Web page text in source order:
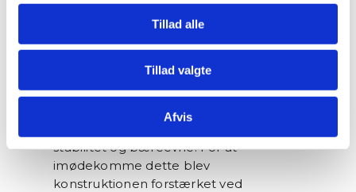
Tillad alle
Tillad valgte
Afvis
Produktionen af indgangspartiet forløb
krævede solafskærmningen en mere
kompleks tilgang end traditionelle
løsninger, da vægten på
stabilitet og bæreevne. For at
imødekomme dette blev
konstruktionen forstærket ved